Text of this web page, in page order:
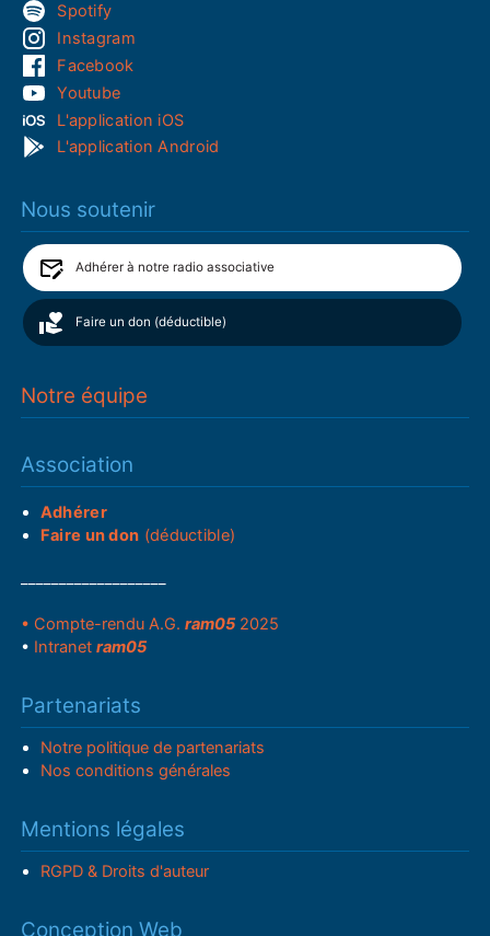
Spotify
Instagram
Facebook
Youtube
L'application iOS
L'application Android
Nous soutenir
Adhérer à notre radio associative
Faire un don (déductible)
Notre équipe
Association
Adhérer
Faire un don (déductible)
• Compte-rendu A.G.ram05 2025
• Intranetram05
Partenariats
Notre politique de partenariats
Nos conditions générales
Mentions légales
RGPD & Droits d'auteur
Conception Web